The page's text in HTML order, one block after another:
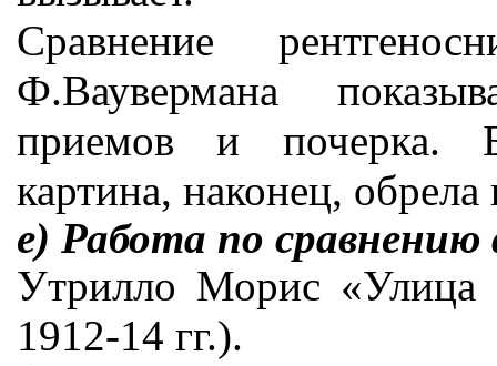
Сравнение
Ф.Ваувермана
приемов и почерка.
картина, наконец, обрела
е) Работа по
Утрилло Морис
1912-14 гг.).